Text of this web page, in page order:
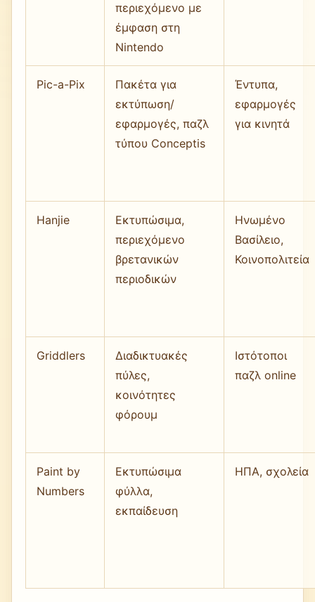
περιεχόμενο με
έμφαση στη
Nintendo
Pic-a-Pix
Πακέτα για
εκτύπωση/
εφαρμογές, παζλ
τύπου Conceptis
Έντυπα,
εφαρμογές
για κινητά
Hanjie
Εκτυπώσιμα,
περιεχόμενο
βρετανικών
περιοδικών
Ηνωμένο
Βασίλειο,
Κοινοπολιτεία
Griddlers
Διαδικτυακές
πύλες,
κοινότητες
φόρουμ
Ιστότοποι
παζλ online
Paint by
Numbers
Εκτυπώσιμα
φύλλα,
εκπαίδευση
ΗΠΑ, σχολεία